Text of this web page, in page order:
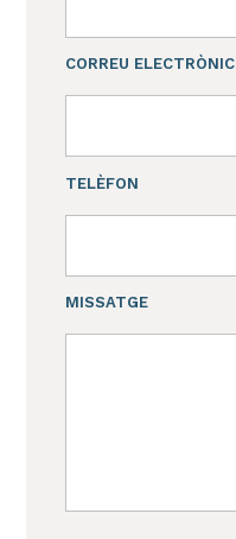
CORREU ELECTRÒNIC
TELÈFON
MISSATGE